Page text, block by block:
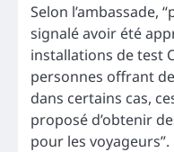
Selon l’ambassade,
signalé avoir été
installations de test
personnes offrant
dans certains cas,
proposé d’obtenir
pour les voyageurs”.